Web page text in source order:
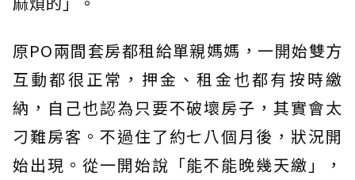
原PO兩間套房都租給單親媽媽，一開始雙方
互動都很正常，押金、租金也都有按時繳
納，自己也認為只要不破壞房子，其實會太
刁難房客。不過住了約七八個月後，狀況開
始出現。從一開始說「能不能晚幾天繳」，